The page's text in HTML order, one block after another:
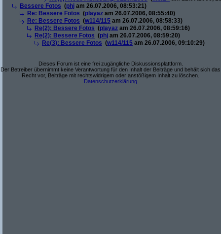
Bessere Fotos (phj am 26.07.2006, 08:53:21)
Re: Bessere Fotos (playaz am 26.07.2006, 08:55:40)
Re: Bessere Fotos (w114/115 am 26.07.2006, 08:58:33)
Re(2): Bessere Fotos (playaz am 26.07.2006, 08:59:16)
Re(2): Bessere Fotos (phj am 26.07.2006, 08:59:20)
Re(3): Bessere Fotos (w114/115 am 26.07.2006, 09:10:29)
Dieses Forum ist eine frei zugängliche Diskussionsplattform.
Der Betreiber übernimmt keine Verantwortung für den Inhalt der Beiträge und behält sich das
Recht vor, Beiträge mit rechtswidrigem oder anstößigem Inhalt zu löschen.
Datenschutzerklärung